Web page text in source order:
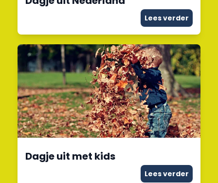
Lees verder
Dagje uit met kids
Lees verder